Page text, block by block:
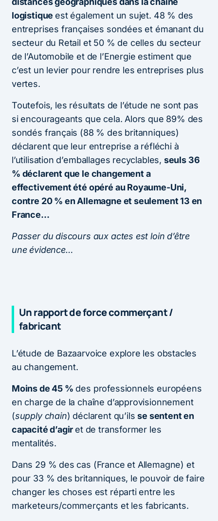
logistique est également un sujet. 48 % des
entreprises françaises sondées et émanant du
secteur du Retail et 50 % de celles du secteur
de l’Automobile et de l’Energie estiment que
c’est un levier pour rendre les entreprises plus
vertes.
Toutefois, les résultats de l’étude ne sont pas
si encourageants que cela. Alors que 89% des
sondés français (88 % des britanniques)
déclarent que leur entreprise a réfléchi à
l’utilisation d’emballages recyclables, seuls 36
% déclarent que le changement a
effectivement été opéré au Royaume-Uni,
contre 20 % en Allemagne et seulement 13 en
France…
Passer du discours aux actes est loin d’être
une évidence…
Un rapport de force commerçant /
fabricant
L’étude de Bazaarvoice explore les obstacles
au changement.
Moins de 45 % des professionnels européens
en charge de la chaîne d’approvisionnement
(supply chain) déclarent qu’ilsse sentent en
capacité d’agir et de transformer les
mentalités.
Dans 29 % des cas (France et Allemagne) et
pour 33 % des britanniques, le pouvoir de faire
changer les choses est réparti entre les
marketeurs/commerçants et les fabricants.